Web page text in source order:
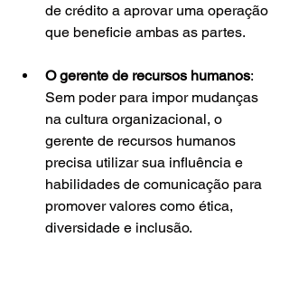
de crédito a aprovar uma operação
que beneficie ambas as partes.
O gerente de recursos humanos:
Sem poder para impor mudanças
na cultura organizacional, o
gerente de recursos humanos
precisa utilizar sua influência e
habilidades de comunicação para
promover valores como ética,
diversidade e inclusão.